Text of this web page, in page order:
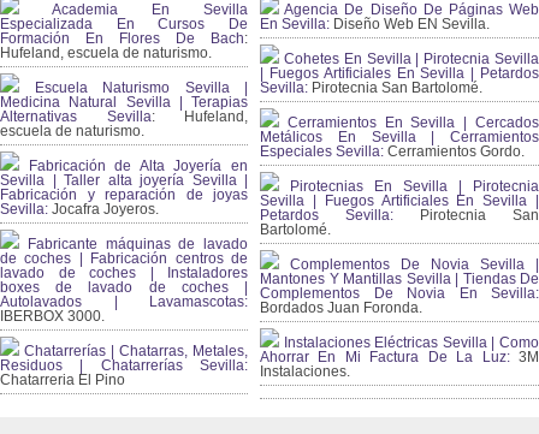
Academia En Sevilla
Especializada En Cursos De
Formación En Flores De Bach:
Hufeland, escuela de naturismo.
Escuela Naturismo Sevilla |
Medicina Natural Sevilla | Terapias
Alternativas Sevilla: Hufeland,
escuela de naturismo.
Fabricación de Alta Joyería en
Sevilla | Taller alta joyería Sevilla |
Fabricación y reparación de joyas
Sevilla: Jocafra Joyeros.
Fabricante máquinas de lavado
de coches | Fabricación centros de
lavado de coches | Instaladores
boxes de lavado de coches |
Autolavados | Lavamascotas:
IBERBOX 3000.
Chatarrerías | Chatarras, Metales,
Residuos | Chatarrerías Sevilla:
Chatarreria El Pino
Agencia De Diseño De Páginas Web
En Sevilla: Diseño Web EN Sevilla.
Cohetes En Sevilla | Pirotecnia Sevilla
| Fuegos Artificiales En Sevilla | Petardos
Sevilla: Pirotecnia San Bartolomé.
Cerramientos En Sevilla | Cercados
Metálicos En Sevilla | Cerramientos
Especiales Sevilla: Cerramientos Gordo.
Pirotecnias En Sevilla | Pirotecnia
Sevilla | Fuegos Artificiales En Sevilla |
Petardos Sevilla: Pirotecnia San
Bartolomé.
Complementos De Novia Sevilla |
Mantones Y Mantillas Sevilla | Tiendas De
Complementos De Novia En Sevilla:
Bordados Juan Foronda.
Instalaciones Eléctricas Sevilla | Como
Ahorrar En Mi Factura De La Luz:3M
Instalaciones.